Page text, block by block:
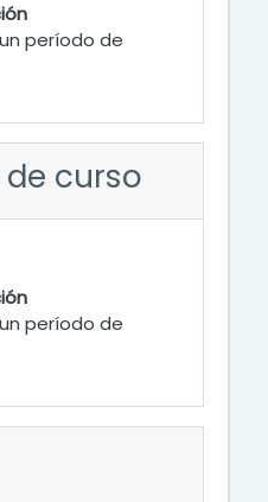
período de
curso
período de